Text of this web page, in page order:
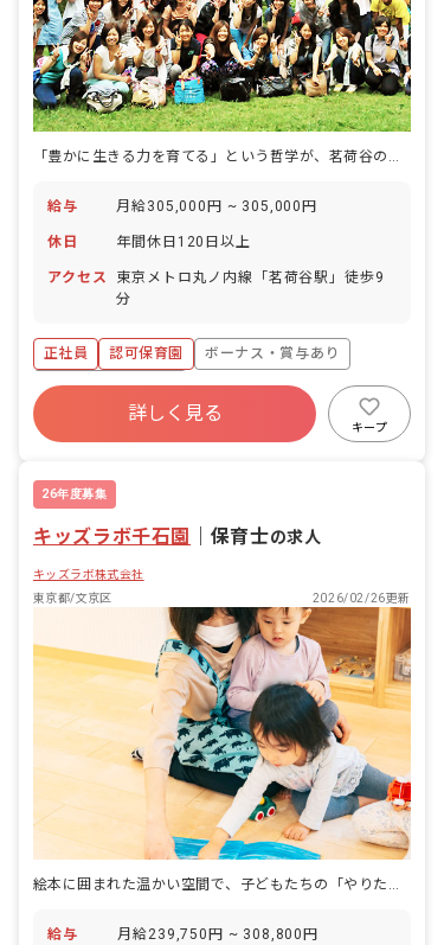
「豊かに生きる力を育てる」という哲学が、茗荷谷の保育室に宿っている。
給与 月給305,000円 ~ 305,000円
休日 年間休日120日以上
アクセス
東京メトロ丸ノ内線「茗荷谷駅」徒歩9
分
正社員 認可保育園
ボーナス・賞与あり
年間休日120日以上
寮・住宅・家賃補助あり
社会保険完備
昇給昇進あり
詳しく見る
キープ
26年度募集
キッズラボ千石園 保育士の求人
キッズラボ株式会社
東京都/文京区
2026/02/26更新
絵本に囲まれた温かい空間で、子どもたちの「やりたい」を応援する保育をしませんか？
給与 月給239,750円 ~ 308,800円